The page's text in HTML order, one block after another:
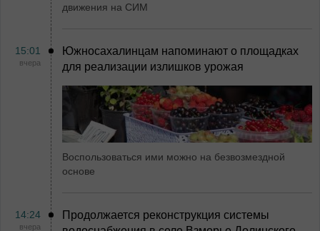
движения на СИМ
15:01
вчера
Южносахалинцам напоминают о площадках
для реализации излишков урожая
Воспользоваться ими можно на безвозмездной
основе
14:24
вчера
Продолжается реконструкция системы